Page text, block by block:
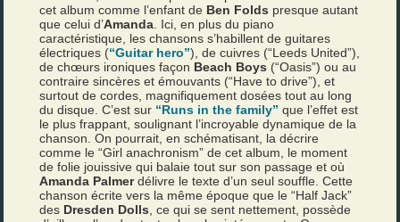
cet album comme l’enfant de Ben Folds presque autant
que celui d’Amanda . Ici, en plus du piano
caractéristique, les chansons s’habillent de guitares
électriques (“Guitar hero”), de cuivres (“Leeds United”),
de chœurs ironiques façon Beach Boys (“Oasis”) ou au
contraire sincères et émouvants (“Have to drive”), et
surtout de cordes, magnifiquement dosées tout au long
du disque. C’est sur “Runs in the family” que l’effet est
le plus frappant, soulignant l’incroyable dynamique de la
chanson. On pourrait, en schématisant, la décrire
comme le “Girl anachronism” de cet album, le moment
de folie jouissive qui balaie tout sur son passage et où
Amanda Palmerdélivre le texte d’un seul souffle. Cette
chanson écrite vers la même époque que le “Half Jack”
des Dresden Dolls , ce qui se sent nettement, possède